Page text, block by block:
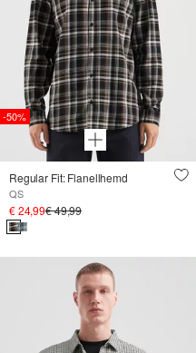
-50%
Regular Fit: Flanellhemd
QS
€ 24,99€ 49,99